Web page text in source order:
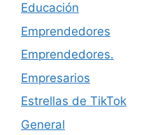
Educación
Emprendedores
Emprendedores.
Empresarios
Estrellas de TikTok
General